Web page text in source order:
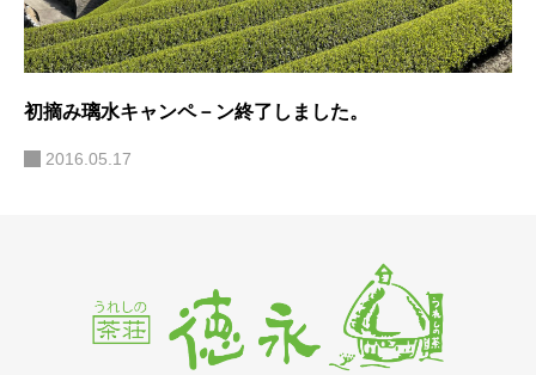
初摘み璃水キャンペ－ン終了しました。
2016.05.17